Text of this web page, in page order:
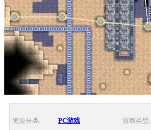
资源分类: PC游戏 游戏类型: